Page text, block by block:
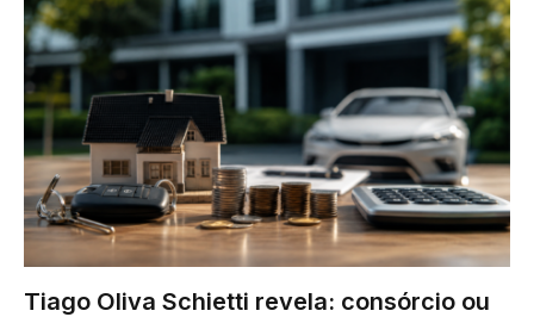
Tiago Oliva Schietti revela: consórcio ou